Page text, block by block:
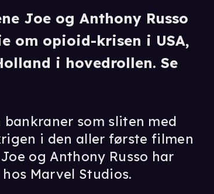
Joe og Anthony Russo
om opioid-krisen i USA,
i hovedrollen. Se
som sliten med
i den aller første filmen
og Anthony Russo har
Marvel Studios.